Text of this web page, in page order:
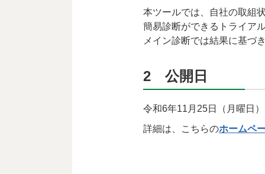
本ツールでは、自社の取組
簡易診断ができるトライア
メイン診断では結果に基づ
2 公開日
令和6年11月25日（月曜日）
詳細は、こちらのホームペ